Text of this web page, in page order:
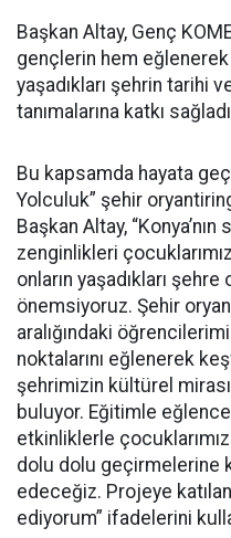
Başkan Altay, Genç
gençlerin hem
yaşadıkları şehrin tarihi
tanımalarına katkı
Bu kapsamda hayata
Yolculuk” şehir
Başkan Altay,
zenginlikleri
onların yaşadıkları
önemsiyoruz. Şehir
aralığındaki
noktalarını eğlenerek
şehrimizin kültürel
buluyor. Eğitimle
etkinliklerle
dolu dolu geçirmelerine
edeceğiz. Projeye
ediyorum” ifadelerini